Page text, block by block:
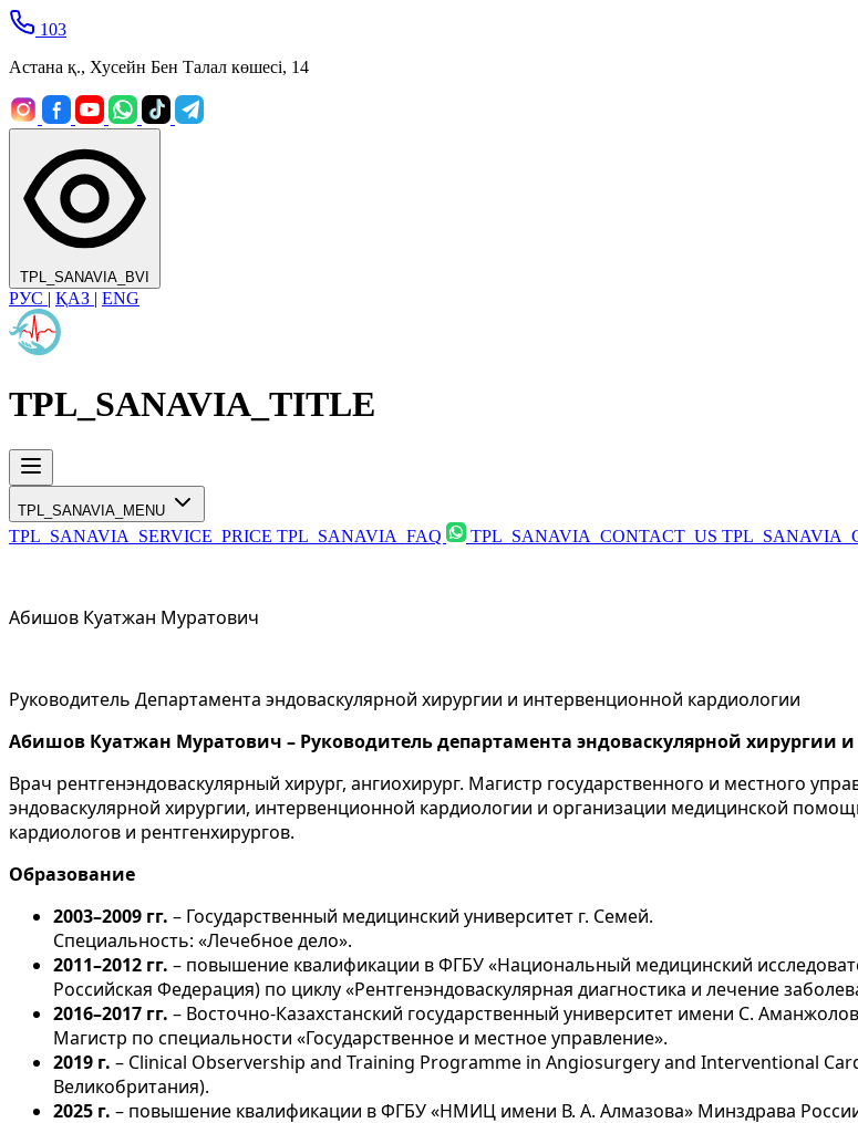
103
Астана қ., Хусейн Бен Талал көшесі, 14
TPL_SANAVIA_BVI
РУС | ҚАЗ | ENG
TPL_SANAVIA_TITLE
TPL_SANAVIA_MENU
TPL_SANAVIA_SERVICE_PRICE TPL_SANAVIA_FAQ TPL_SANAVIA_CONTACT_US
Абишов Куатжан Муратович
Руководитель Департамента эндоваскулярной хирургии и интервенционной кардиологии
Абишов Куатжан Муратович – Руководитель департамента эндоваскулярной хирургии
Врач рентгенэндоваскулярный хирург, ангиохирург. Магистр государственного и местного
эндоваскулярной хирургии, интервенционной кардиологии и организации медицинской
кардиологов и рентгенхирургов.
Образование
2003–2009 гг. – Государственный медицинский университет г. Семей.
Специальность: «Лечебное дело».
2011–2012 гг. – повышение квалификации в ФГБУ «Национальный медицинский
Российская Федерация) по циклу «Рентгенэндоваскулярная диагностика и лечение
2016–2017 гг. – Восточно-Казахстанский государственный университет имени С.
Магистр по специальности «Государственное и местное управление».
2019 г. – Clinical Observership and Training Programme in Angiosurgery and Interventional
Великобритания).
2025 г. – повышение квалификации в ФГБУ «НМИЦ имени В. А. Алмазова» Минздрава